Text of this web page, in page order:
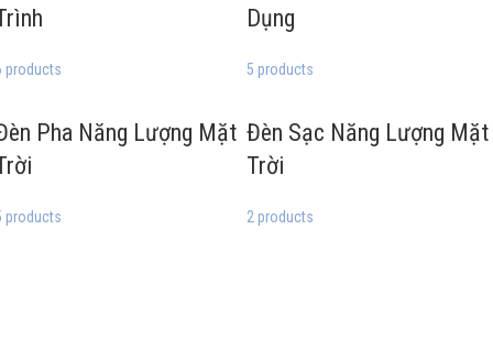
products
Dụng
5 products
Pha Năng Lượng Mặt
products
Đèn Sạc Năng Lượng Mặt
Trời
2 products